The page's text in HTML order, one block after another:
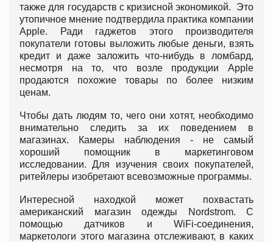
также для государств с кризисной экономикой. Это
утопичное мнение подтвердила практика компании
Apple. Ради гаджетов этого производителя
покупатели готовы выложить любые деньги, взять
кредит и даже заложить что-нибудь в ломбард,
несмотря на то, что возле продукции Apple
продаются похожие товары по более низким
ценам.
Чтобы дать людям то, чего они хотят, необходимо
внимательно следить за их поведением в
магазинах. Камеры наблюдения - не самый
хороший помощник в маркетинговом
исследовании. Для изучения своих покупателей,
ритейлеры изобретают всевозможные программы.
Интересной находкой может похвастать
американский магазин одежды Nordstrom. С
помощью датчиков и WiFi-соединения,
маркетологи этого магазина отслеживают, в каких